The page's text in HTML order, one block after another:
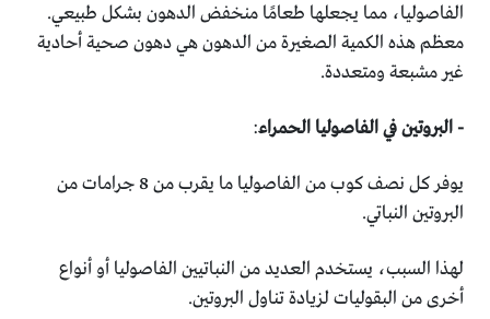
‏الفاصوليا، مما يجعلها طعامًا منخفض الدهون بشكل طبيعي.
‏معظم هذه الكمية الصغيرة من الدهون هي دهون صحية أحادية
‏غير مشبعة ومتعددة‎.‎
‏- البروتين في الفاصوليا الحمراء:‏
يوفر كل نصف كوب من الفاصوليا ما يقرب من 8 جرامات من
‏البروتين النباتي. ‏
لهذا السبب، يستخدم العديد من النباتيين الفاصوليا أو أنواع
أخرى ‏من البقوليات لزيادة تناول البروتين‎.‎